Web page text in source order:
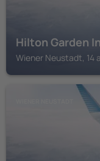
Hilton Garden
Wiener Neustadt, 14